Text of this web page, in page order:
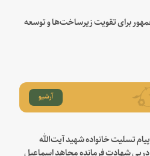
برای تقویت زیرساخت‌ها و توسعه
آرشیو
پیام تسلیت خانواده شهید آیت‌الله
شهادت فرمانده مجاهد اسماعیل